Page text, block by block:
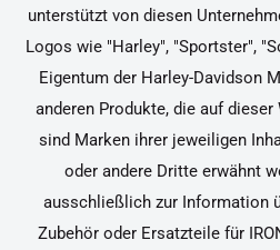
unterstützt von diesen
Logos wie "Harley", "Sportster",
Eigentum der Harley-Davidson
anderen Produkte, die auf
sind Marken ihrer jeweiligen
oder andere Dritte erwähnt
ausschließlich zur Information
Zubehör oder Ersatzteile für